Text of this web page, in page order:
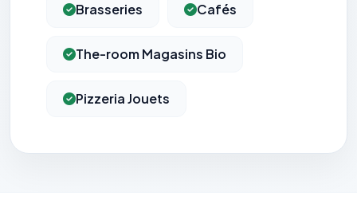
Brasseries Cafés
The-room Magasins Bio
Pizzeria Jouets